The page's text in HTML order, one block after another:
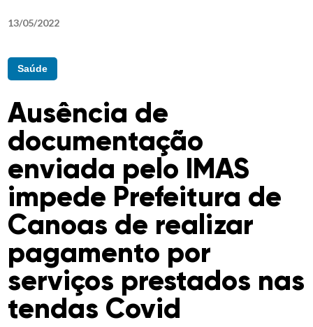
13/05/2022
Saúde
Ausência de
documentação
enviada pelo IMAS
impede Prefeitura de
Canoas de realizar
pagamento por
serviços prestados nas
tendas Covid